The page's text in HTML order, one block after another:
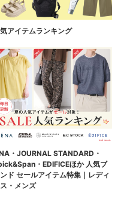
アイテムランキング
・JOURNAL STANDARD・
・EDIFICEほか 人気ブ
ド セールアイテム特集｜レディ
・メンズ